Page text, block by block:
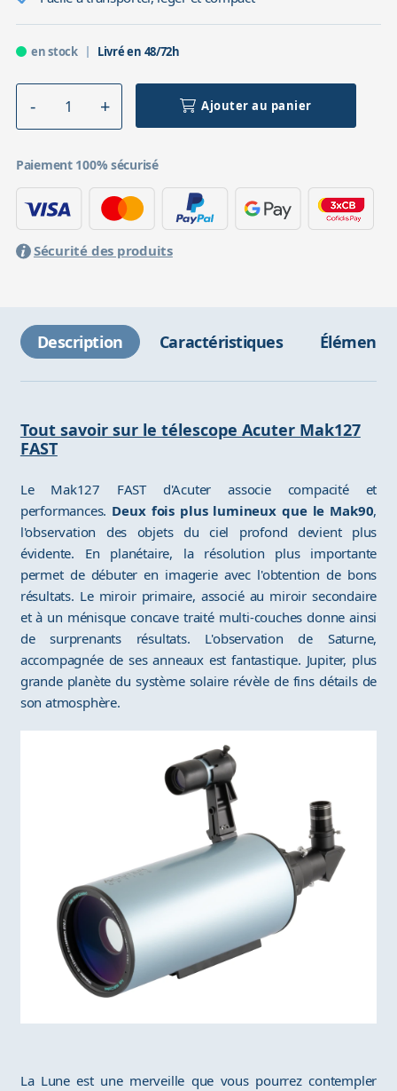
en stock Livré en 48/72h
Ajouter au panier
Paiement 100% sécurisé
Sécurité des produits
Description Caractéristiques Éléments
Tout savoir sur le télescope Acuter Mak127
FAST
Le Mak127 FAST d'Acuter associe compacité et
performances. Deux fois plus lumineux que le Mak90,
l'observation des objets du ciel profond devient plus
évidente. En planétaire, la résolution plus importante
permet de débuter en imagerie avec l'obtention de bons
résultats. Le miroir primaire, associé au miroir secondaire
et à un ménisque concave traité multi-couches donne ainsi
de surprenants résultats. L'observation de Saturne,
accompagnée de ses anneaux est fantastique. Jupiter, plus
grande planète du système solaire révèle de fins détails de
son atmosphère.
La Lune est une merveille que vous pourrez contempler